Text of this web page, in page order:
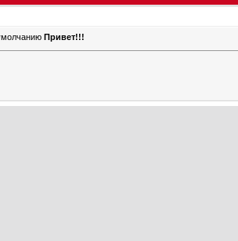
Привет!!!